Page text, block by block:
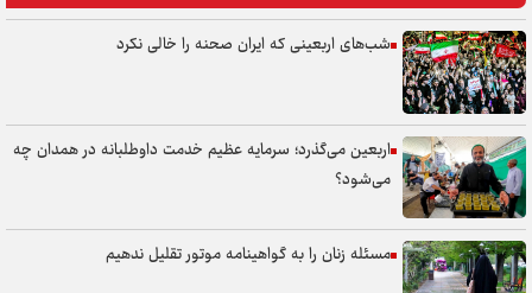
شب‌های اربعینی که ایران صحنه را خالی نکرد
اربعین می‌گذرد؛ سرمایه عظیم خدمت داوطلبانه در همدان چه
می‌شود؟
مسئله زنان را به گواهینامه موتور تقلیل ندهیم